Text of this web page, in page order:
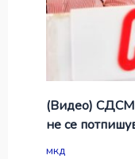
(Видео) СДСМ
не се
мкд